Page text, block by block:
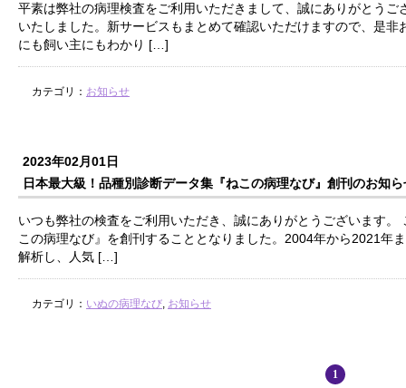
平素は弊社の病理検査をご利用いただきまして、誠にありがとう
いたしました。新サービスもまとめて確認いただけますので、是
にも飼い主にもわかり […]
カテゴリ： お知らせ
2023年02月01日
日本最大級！品種別診断データ集『ねこの病理なび』創刊のお知ら
いつも弊社の検査をご利用いただき、誠にありがとうございます
この病理なび』を創刊することとなりました。2004年から2021年
解析し、人気 […]
カテゴリ： いぬの病理なび, お知らせ
1